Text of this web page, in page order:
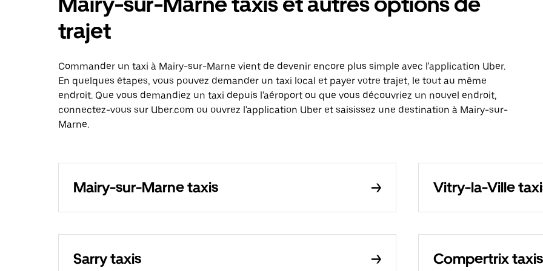
trajet
Commander un taxi à Mairy-sur-Marne vient de devenir encore plus simple avec l'application Uber.
En quelques étapes, vous pouvez demander un taxi local et payer votre trajet, le tout au même
endroit. Que vous demandiez un taxi depuis l'aéroport ou que vous découvriez un nouvel endroit,
connectez-vous sur Uber.com ou ouvrez l'application Uber et saisissez une destination à Mairy-sur-
Marne.
Mairy-sur-Marne taxis Vitry-la-Ville
Sarry taxis Compertrix taxis